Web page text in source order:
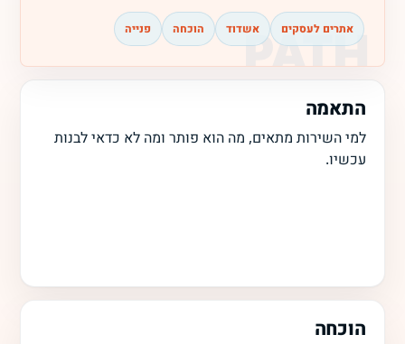
אתרים לעסקים אשדוד הוכחה פנייה
התאמה
למי השירות מתאים, מה הוא פותר ומה לא כדאי לבנות
עכשיו.
הוכחה